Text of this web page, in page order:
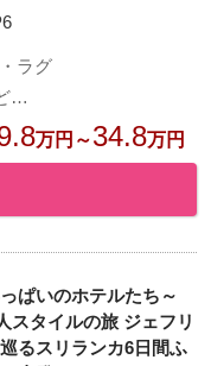
ラグ
…
万円～34.8万円
ぱいのホテルたち～
スタイルの旅 ジェフリ
るスリランカ6日間ふ